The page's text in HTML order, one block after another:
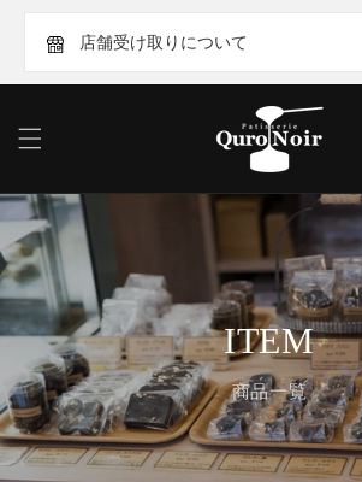
店舗受け取りについて
content
ITEM
商品一覧